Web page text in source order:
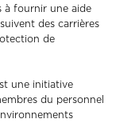
à fournir une aide
des carrières
de
une initiative
du personnel